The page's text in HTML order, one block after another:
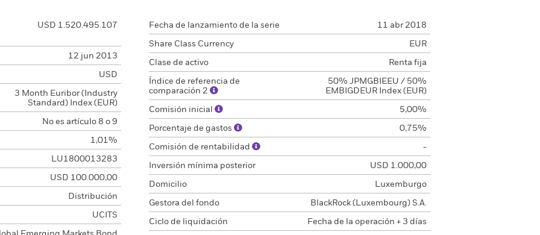
USD 1.520.495.107
12 jun 2013
USD
3 Month Euribor (Industry
Standard) Index (EUR)
No es artículo 8 o 9
1,01%
LU1800013283
USD 100.000,00
Distribución
UCITS
Fecha de lanzamiento de la serie 11 abr 2018
Share Class Currency EUR
Clase de activo Renta fija
Índice de referencia de
comparación 2
50% JPMGBIEEU / 50%
EMBIGDEUR Index (EUR)
Comisión inicial 5,00%
Porcentaje de gastos 0,75%
Comisión de rentabilidad -
Inversión mínima posterior USD 1.000,00
Domicilio Luxemburgo
Gestora del fondo BlackRock (Luxembourg) S.A.
Ciclo de liquidación Fecha de la operación + 3 días